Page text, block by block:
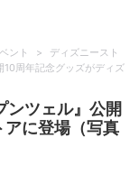
ント >
ディズニースト
周年記念グッズがディズ
ンツェル』公開
に登場（写真